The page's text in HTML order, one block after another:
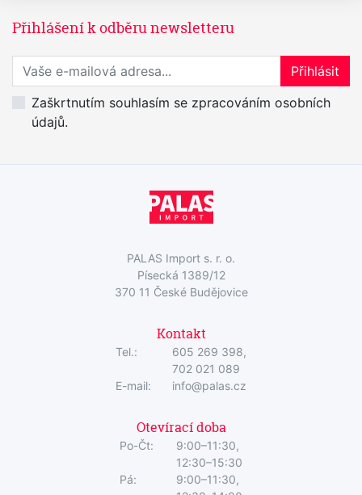
Přihlášení k odběru newsletteru
Přihlaste se k odběru novinek
Přihlásit
Zaškrtnutím souhlasím se zpracováním osobních
údajů.
PALAS Import s. r. o.
Písecká 1389/12
370 11 České Budějovice
Kontakt
Tel.:
605 269 398,
702 021 089
E-mail:
info@palas.cz
Otevírací doba
Po-Čt:
9:00–11:30,
12:30–15:30
Pá:
9:00–11:30,